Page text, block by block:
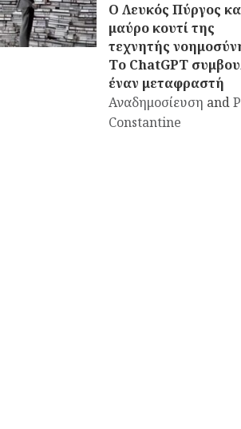
Ο Λευκός Πύργος
μαύρο κουτί της
τεχνητής
Το ChatGPT
έναν μεταφραστή
Αναδημοσίευση and
Constantine